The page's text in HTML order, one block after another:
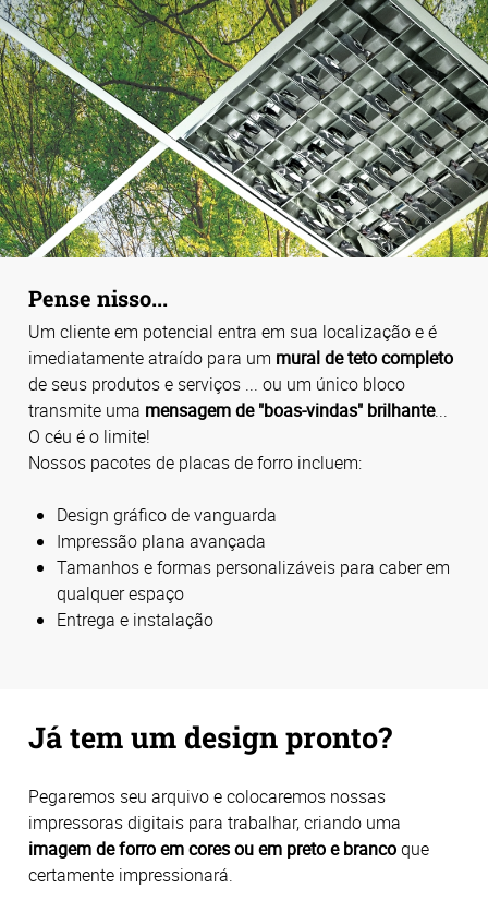
Pense nisso...
Um cliente em potencial entra em sua localização e é
imediatamente atraído para um mural de teto completo
de seus produtos e serviços ... ou um único bloco
transmite uma mensagem de "boas-vindas" brilhante...
O céu é o limite!
Nossos pacotes de placas de forro incluem:
Design gráfico de vanguarda
Impressão plana avançada
Tamanhos e formas personalizáveis para caber em
qualquer espaço
Entrega e instalação
Já tem um design pronto?
Pegaremos seu arquivo e colocaremos nossas
impressoras digitais para trabalhar, criando uma
imagem de forro em cores ou em preto e brancoque
certamente impressionará.